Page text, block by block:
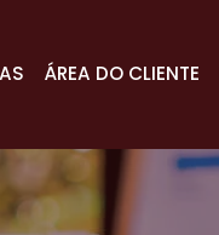
ÁREA DO CLIENTE